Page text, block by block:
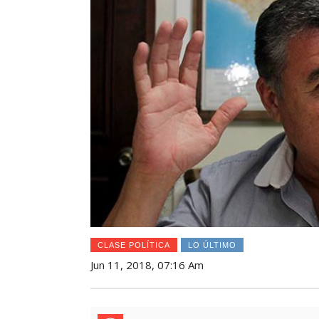
CLASE POLÍTICA LO ÚLTIMO
Jun 11, 2018, 07:16 Am